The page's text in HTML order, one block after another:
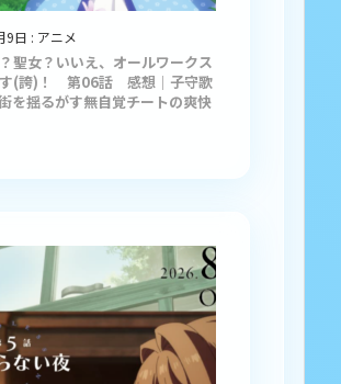
9日 : アニメ
聖女？いいえ、オールワークス
す(誇)！ 第06話 感想｜子守歌
を揺るがす無自覚チートの爽快